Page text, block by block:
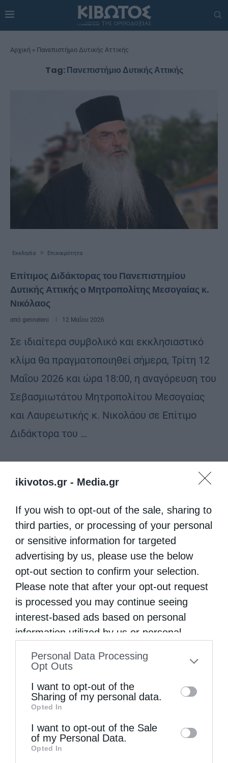
ikivotos.gr - Media.gr
If you wish to opt-out of the sale, sharing to
third parties, or processing of your personal
or sensitive information for targeted
advertising by us, please use the below
opt-out section to confirm your selection.
Please note that after your opt-out request
is processed you may continue seeing
interest-based ads based on personal
information utilized by us or personal
to your opt-out. You may separately opt-out
information by third parties on the IAB’s list
of downstream participants. This
information may also be disclosed by us to
third parties on theIAB’s List of
Downstream Participants
Personal Data Processing
Opt Outs
I want to opt-out of the
Sharing of my personal data.
Opted In
I want to opt-out of the Sale
of my Personal Data.
Opted In
Αρχική » Πανεπιστήμιο Δυτικής Αττικής
Tag:Πανεπιστήμιο Δυτικής Αττικής
Εκκλησία Επικαιρότητα
Επίτιμος Διδάκτορας του Πανεπιστημίου
Δυτικής Αττικής ο Μητροπολίτης Μεσογαίας κ.
Νικόλαος
από genneleni 12 Μαΐου 2026
Σε ιδιαίτερα συμβολικό και εκκλησιαστικό
κλίμα θα πραγματοποιηθεί σήμερα, Τρίτη 12
Μαΐου 2026 και ώρα 18:00, η αναγόρευση του
Σεβασμιωτάτου Μητροπολίτου Μεσογαίας
και Λαυρεωτικής κ. Νικολάου σε Επίτιμο
Διδάκτορα του …